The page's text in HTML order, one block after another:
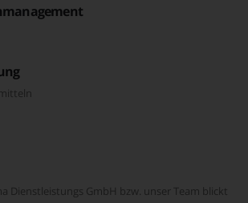
Dienstleistungs GmbH bzw. unser Team blickt